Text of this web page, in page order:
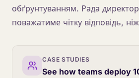
обґрунтуванням. Рада
поважатиме чітку відповідь,
CASE STUDIES
See how teams deploy